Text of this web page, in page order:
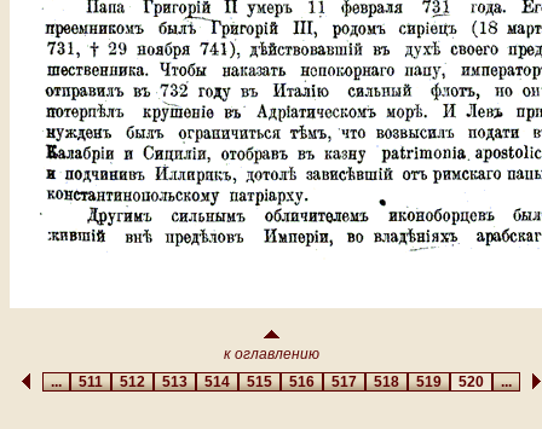
к оглавлению
...511512513514515516517518519 520 ...